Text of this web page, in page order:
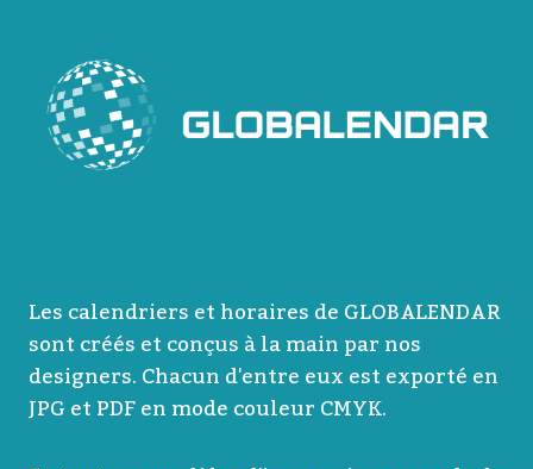
Les calendriers et horaires de GLOBALENDAR
sont créés et conçus à la main par nos
designers. Chacun d'entre eux est exporté en
JPG et PDF en mode couleur CMYK.